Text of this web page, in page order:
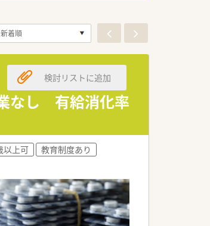
なし 有給消化率
検討リストに追加
以上可
教育制度あり